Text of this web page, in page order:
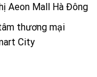
Aeon Mall Hà Đông
thương mại
City